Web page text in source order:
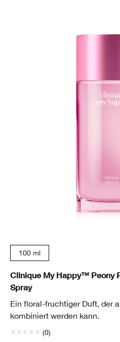
100 ml
Clinique My Happy™ Peony
Spray
Ein floral-fruchtiger Duft, der
kombiniert werden kann.
(0)